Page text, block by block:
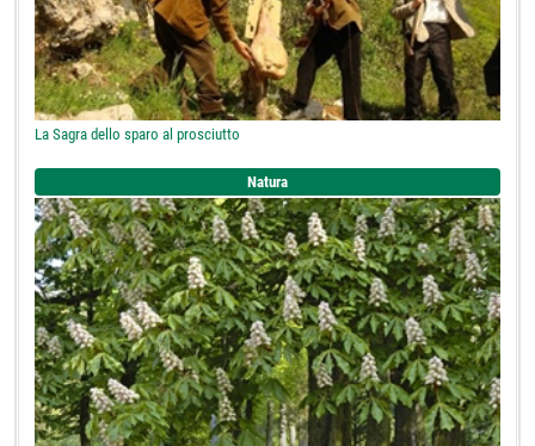
La Sagra dello sparo al prosciutto
Natura